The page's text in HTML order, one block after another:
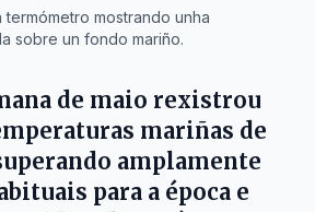
mostrando unha
sobre un fondo mariño.
de maio rexistrou
mariñas de
amplamente
para a época e